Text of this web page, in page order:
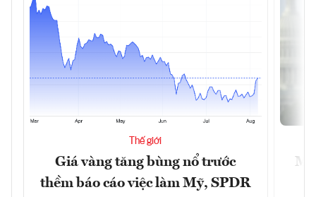
Thế giới
Giá vàng tăng bùng nổ trước
thềm báo cáo việc làm Mỹ, SPDR